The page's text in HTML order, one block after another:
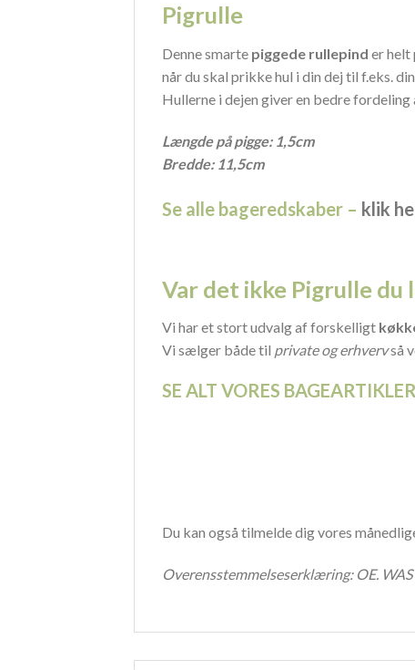
Pigrulle
Denne smarte piggede rullepind er helt
når du skal prikke hul i din dej til f.eks.
Hullerne i dejen giver en bedre
Længde på pigge: 1,5cm
Bredde: 11,5cm
Se alle bageredskaber – klik
Var det ikke Pigrulle
Vi har et stort udvalg af forskelligt
Vi sælger både til private og erhvervså
SE ALT VORES
Du kan også tilmelde dig vores
Overensstemmelseserklæring: OE.